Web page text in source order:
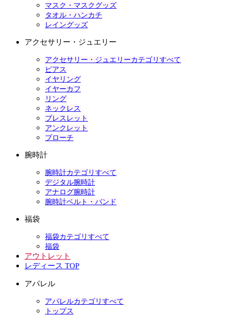
マスク・マスクグッズ
タオル・ハンカチ
レイングッズ
アクセサリー・ジュエリー
アクセサリー・ジュエリーカテゴリすべて
ピアス
イヤリング
イヤーカフ
リング
ネックレス
ブレスレット
アンクレット
ブローチ
腕時計
腕時計カテゴリすべて
デジタル腕時計
アナログ腕時計
腕時計ベルト・バンド
福袋
福袋カテゴリすべて
福袋
アウトレット
レディース TOP
アパレル
アパレルカテゴリすべて
トップス